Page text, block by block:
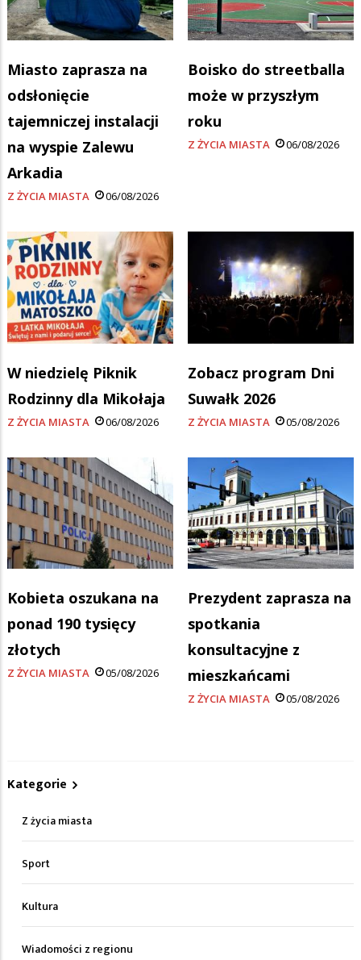
Miasto zaprasza na
odsłonięcie
tajemniczej instalacji
na wyspie Zalewu
Arkadia
Z ŻYCIA MIASTA 06/08/2026
Boisko do streetballa
może w przyszłym
roku
Z ŻYCIA MIASTA 06/08/2026
W niedzielę Piknik
Rodzinny dla Mikołaja
Z ŻYCIA MIASTA 06/08/2026
Zobacz program Dni
Suwałk 2026
Z ŻYCIA MIASTA 05/08/2026
Kobieta oszukana na
ponad 190 tysięcy
złotych
Z ŻYCIA MIASTA 05/08/2026
Prezydent zaprasza na
spotkania
konsultacyjne z
mieszkańcami
Z ŻYCIA MIASTA 05/08/2026
Kategorie
Z życia miasta
Sport
Kultura
Wiadomości z regionu